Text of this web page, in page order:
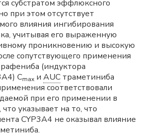
субстратом эффлюксного
при этом отсутствует
влияния ингибирования
учитывая его выраженную
проникновению и высокую
сопутствующего применения
(индуктора
Сmах и AUC траметиниба
соответствовали
при его применении в
указывает на то, что
CYP3A4 не оказывал влияние